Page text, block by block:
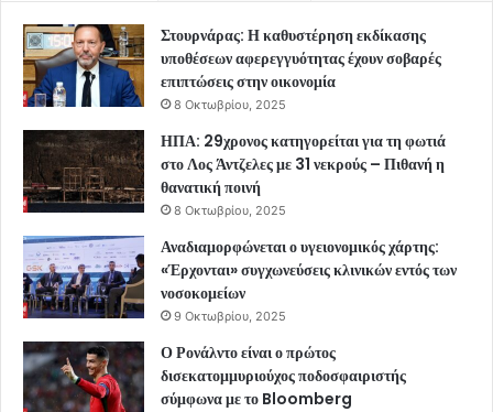
Στουρνάρας: Η καθυστέρηση εκδίκασης
υποθέσεων αφερεγγυότητας έχουν σοβαρές
επιπτώσεις στην οικονομία
8 Οκτωβρίου, 2025
ΗΠΑ: 29χρονος κατηγορείται για τη φωτιά
στο Λος Άντζελες με 31 νεκρούς – Πιθανή η
θανατική ποινή
8 Οκτωβρίου, 2025
Αναδιαμορφώνεται ο υγειονομικός χάρτης:
«Έρχονται» συγχωνεύσεις κλινικών εντός των
νοσοκομείων
9 Οκτωβρίου, 2025
Ο Ρονάλντο είναι ο πρώτος
δισεκατομμυριούχος ποδοσφαιριστής
σύμφωνα με το Bloomberg